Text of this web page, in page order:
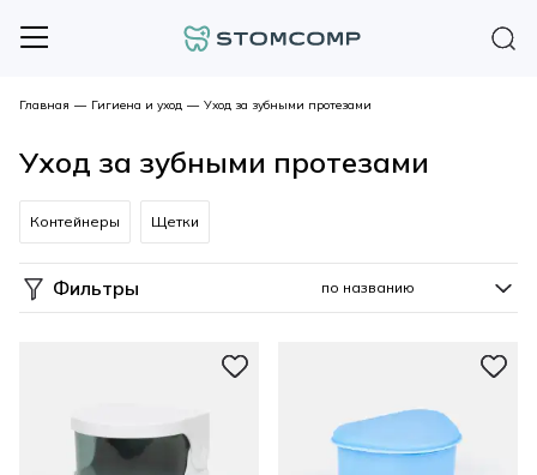
Главная — Гигиена и уход — Уход за зубными протезами
Уход за зубными протезами
Контейнеры Щетки
Фильтры